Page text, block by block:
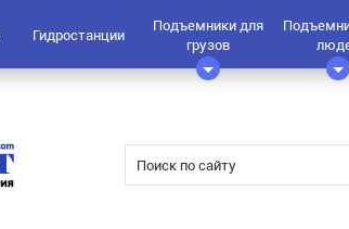
Гидростанции
Подъемники для
грузов